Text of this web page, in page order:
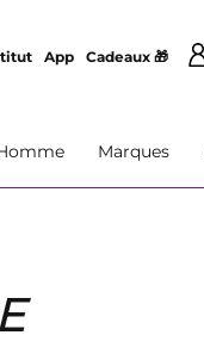
App Cadeaux 🎁
Marques